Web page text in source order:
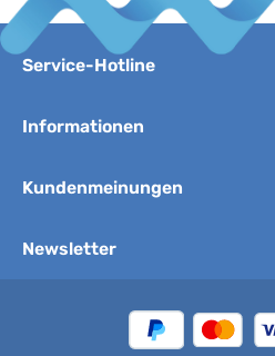
Service-Hotline
Informationen
Kundenmeinungen
Newsletter